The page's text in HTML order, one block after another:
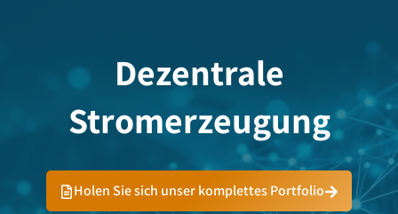
Dezentrale
Stromerzeugung
Holen Sie sich unser komplettes Portfolio